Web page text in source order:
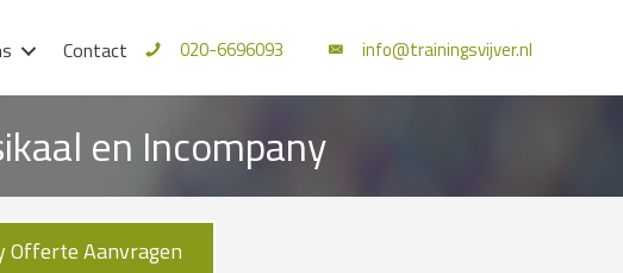
Contact 020-6696093 info@trainingsvijver.nl
en Incompany
Offerte Aanvragen